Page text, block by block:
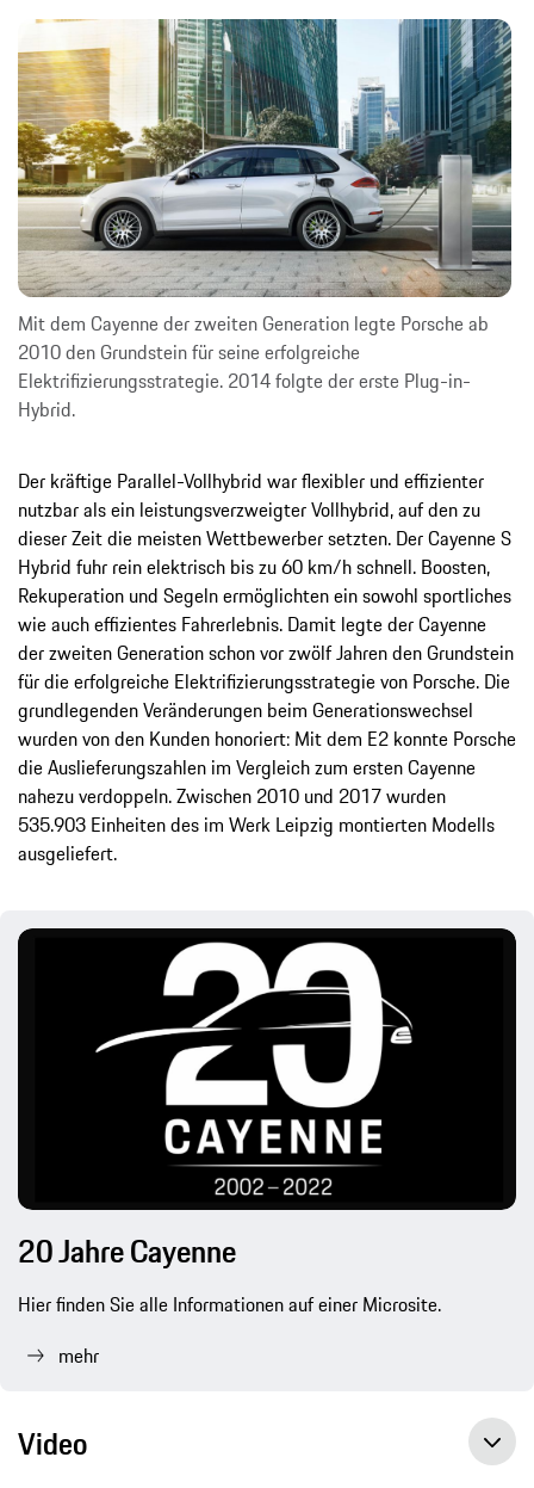
Mit dem Cayenne der zweiten Generation legte Porsche ab
2010 den Grundstein für seine erfolgreiche
Elektrifizierungsstrategie. 2014 folgte der erste Plug-in-
Hybrid.
Der kräftige Parallel-Vollhybrid war flexibler und effizienter
nutzbar als ein leistungsverzweigter Vollhybrid, auf den zu
dieser Zeit die meisten Wettbewerber setzten. Der Cayenne S
Hybrid fuhr rein elektrisch bis zu 60 km/h schnell. Boosten,
Rekuperation und Segeln ermöglichten ein sowohl sportliches
wie auch effizientes Fahrerlebnis. Damit legte der Cayenne
der zweiten Generation schon vor zwölf Jahren den Grundstein
für die erfolgreiche Elektrifizierungsstrategie von Porsche. Die
grundlegenden Veränderungen beim Generationswechsel
wurden von den Kunden honoriert: Mit dem E2 konnte Porsche
die Auslieferungszahlen im Vergleich zum ersten Cayenne
nahezu verdoppeln. Zwischen 2010 und 2017 wurden
535.903 Einheiten des im Werk Leipzig montierten Modells
ausgeliefert.
20 Jahre Cayenne
Hier finden Sie alle Informationen auf einer Microsite.
mehr
Video